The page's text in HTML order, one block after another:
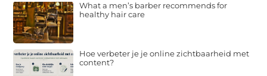
What a men’s barber recommends for
healthy hair care
Hoe verbeter je je online zichtbaarheid met
content?